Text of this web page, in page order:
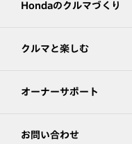
Hondaのクルマづくり
クルマと楽しむ
オーナーサポート
お問い合わせ